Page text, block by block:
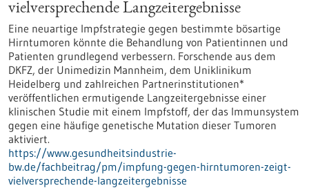
vielversprechende Langzeitergebnisse
Eine neuartige Impfstrategie gegen bestimmte bösartige
Hirntumoren könnte die Behandlung von Patientinnen und
Patienten grundlegend verbessern. Forschende aus dem
DKFZ, der Unimedizin Mannheim, dem Uniklinikum
Heidelberg und zahlreichen Partnerinstitutionen*
veröffentlichen ermutigende Langzeitergebnisse einer
klinischen Studie mit einem Impfstoff, der das Immunsystem
gegen eine häufige genetische Mutation dieser Tumoren
aktiviert.
https://www.gesundheitsindustrie-
bw.de/fachbeitrag/pm/impfung-gegen-hirntumoren-zeigt-
vielversprechende-langzeitergebnisse